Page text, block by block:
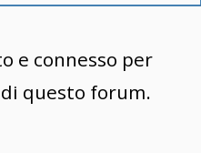
e connesso per
questo forum.